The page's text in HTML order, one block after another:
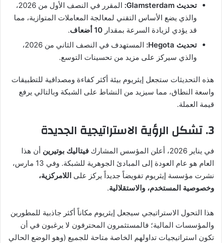
تحديث Glamsterdam:
المقرر في النصف الأول من 2026،
والذي يضع الأساس التقني لمعالجة المعاملات المتوازية، مما
قد يؤدي لزيادة السرعة بمقدار 10 أضعاف
.
تحديث Hegota:
المستهدف في النصف الثاني من 2026،
والذي سيركز على مزيد من تحسينات التوسع.
هذه التحديثات ستجعل إيثريوم بيئة أكثر كفاءة ومصداقية للتطبيقات
واسعة النطاق، مما سيزيد من النشاط على الشبكة وبالتالي يرفع
قيمة العملة.
3. تشكل الرؤية الاستراتيجية الجديدة
في يناير 2026، أعلن المؤسس المشارك فيتاليك بوتيرين أن هذا
العام هو عام العودة إلى المبادئ الجوهرية للشبكة. وفي 13 مارس،
نشرت مؤسسة إيثريوم تفويضاً جديداً يركز على اللامركزية،
وخصوصية المستخدم، والاستقلالية.
هذا التحول الاستراتيجي سيجعل إيثريوم مكاناً أكثر جاذبية للمطورين
والمؤسسات المالية؛ فالمستثمرون المحترفون لا يرغبون في أن
تكون استراتيجيات تداولهم الخاصة متاحة للجميع (وهو الوضع الحالي